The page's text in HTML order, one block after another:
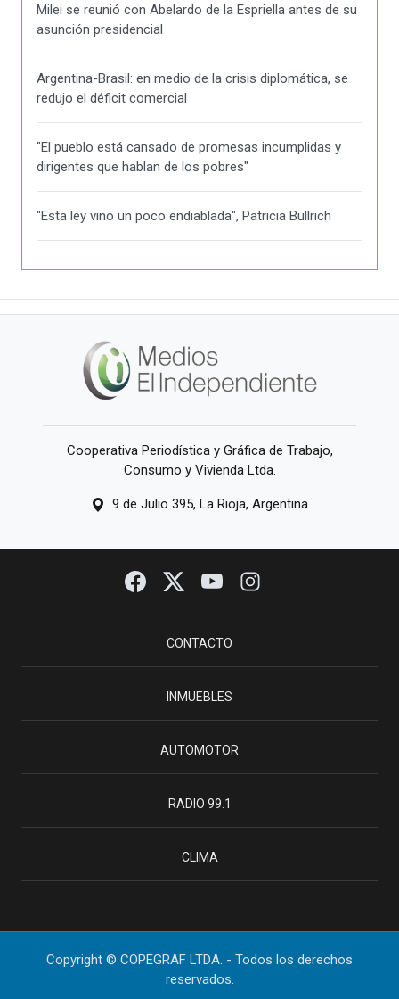
Milei se reunió con Abelardo de la Espriella antes de su
asunción presidencial
Argentina-Brasil: en medio de la crisis diplomática, se
redujo el déficit comercial
"El pueblo está cansado de promesas incumplidas y
dirigentes que hablan de los pobres"
"Esta ley vino un poco endiablada", Patricia Bullrich
Cooperativa Periodística y Gráfica de Trabajo,
Consumo y Vivienda Ltda.
9 de Julio 395, La Rioja, Argentina
CONTACTO
INMUEBLES
AUTOMOTOR
RADIO 99.1
CLIMA
Copyright © COPEGRAF LTDA. - Todos los derechos
reservados.